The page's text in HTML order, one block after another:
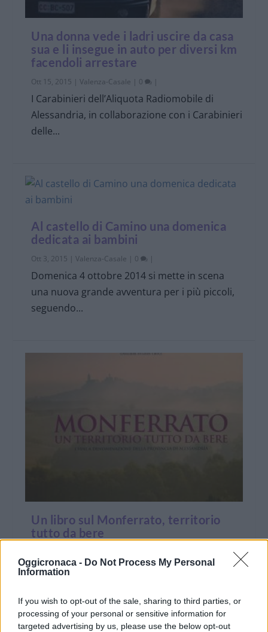
Oggicronaca - Do Not Process My Personal
Information
If you wish to opt-out of the sale, sharing to third parties, or
processing of your personal or sensitive information for
targeted advertising by us, please use the below opt-out
Una donna vede i ladri uscire da casa
sua e li insegue in auto per diversi km
facendoli arrestare
Ott 15, 2015 |Valenza-Casale 0
I Carabinieri dell’Aliquota Radiomobile di
Alessandria, in collaborazione con i Carabinieri
delle...
Al castello di Camino una domenica
dedicata ai bambini
Ott 3, 2015 |Valenza-Casale 0
Domenica 4 ottobre 2014 si mette in scena
una nuova grande avventura per i più piccoli,
seguendo...
Un libro sul Monferrato, territorio
tutto da bere
Monferrato è il titolo del libro proposto dal
il...